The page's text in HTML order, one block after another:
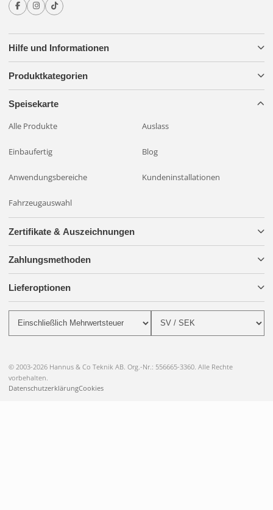
Hilfe und Informationen
Produktkategorien
Speisekarte
Alle Produkte Auslass
Einbaufertig Blog
Anwendungsbereiche Kundeninstallationen
Fahrzeugauswahl
Zertifikate & Auszeichnungen
Zahlungsmethoden
Lieferoptionen
© 2003-2026 Hannus & Co Teknik AB. Org.-Nr.: 556665-3360. Alle Rechte
vorbehalten.
DatenschutzerklärungCookies